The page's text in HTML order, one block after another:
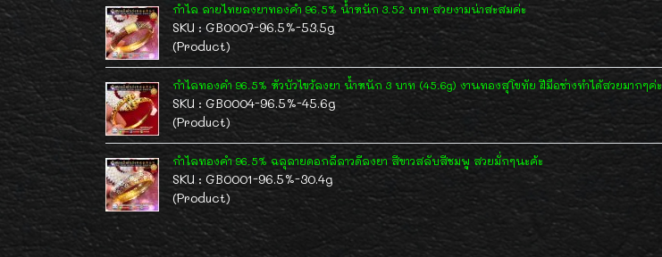
กำไล ลายไทยลงยาทองคำ 96.5% น้ำหนัก 3.52 บาท สวยงามน่าสะสมค่ะ
SKU : GB0007-96.5%-53.5g
(Product)
กำไลทองคำ 96.5% หัวบัวไขว้ลงยา น้ำหนัก 3 บาท (45.6g) งานทองสุโขทัย ฝีมือช่างทำได้สวยมากๆค่ะ
SKU : GB0004-96.5%-45.6g
(Product)
กำไลทองคำ 96.5% ฉลุลายดอกลีลาวดีลงยา สีขาวสลับสีชมพู สวยมั่กๆนะค้ะ
SKU : GB0001-96.5%-30.4g
(Product)